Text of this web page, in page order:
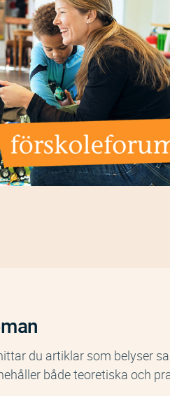
du artiklar som belyser
både teoretiska och